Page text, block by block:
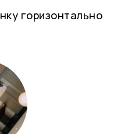
горизонтально